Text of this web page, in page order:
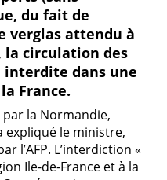
du fait de
verglas attendu à
la circulation des
dans une
France.
la Normandie,
expliqué le ministre,
l’AFP. L’interdiction «
Ile-de-France et à la